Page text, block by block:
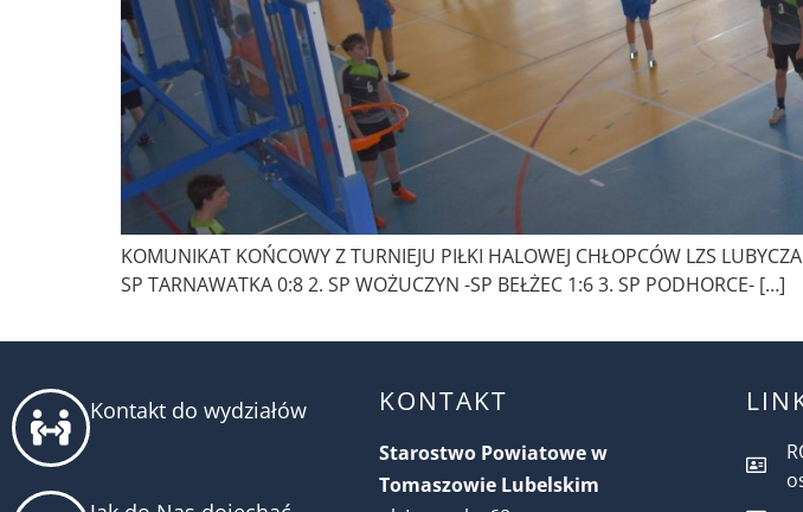
KOMUNIKAT KOŃCOWY Z TURNIEJU PIŁKI HALOWEJ CHŁOPCÓW LZS
SP TARNAWATKA 0:8 2. SP WOŻUCZYN -SP BEŁŻEC 1:6 3. SP PODHORCE- […]
Kontakt do wydziałów KONTAKT
Starostwo Powiatowe w
Tomaszowie Lubelskim